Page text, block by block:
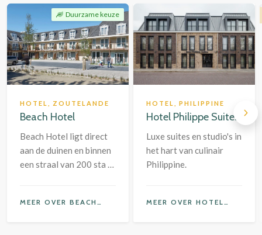
Duurzame keuze
HOTEL, ZOUTELANDE
Beach Hotel
Beach Hotel ligt direct
aan de duinen en binnen
een straal van 200 sta je
MEER OVER BEACH HOTEL
HOTEL, PHILIPPINE
Hotel Philippe Suites
Luxe suites en studio's in
het hart van culinair
Philippine.
MEER OVER HOTEL PHILIPPE SUITES